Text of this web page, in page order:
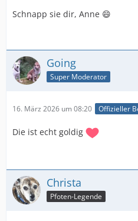
Schnapp sie dir, Anne 😄
Going
Super Moderator
16. März 2026 um 08:20 Offizieller
Die ist echt goldig
Christa
Pfoten-Legende